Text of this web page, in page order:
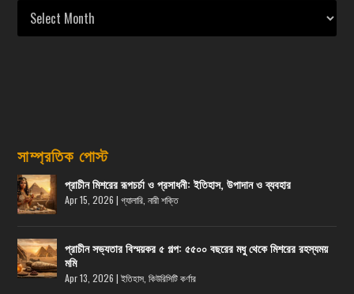
সাম্প্রতিক পোস্ট
প্রাচীন মিশরের রূপচর্চা ও প্রসাধনী: ইতিহাস, উপাদান ও ব্যবহার
Apr 15, 2026 |গ্যালারি ,নারী শক্তি
প্রাচীন সভ্যতার বিস্ময়কর ৫ গল্প: ৫৫০০ বছরের মধু থেকে মিশরের রহস্যময়
মমি
Apr 13, 2026 |ইতিহাস ,কিউরিসিটি কর্ণার